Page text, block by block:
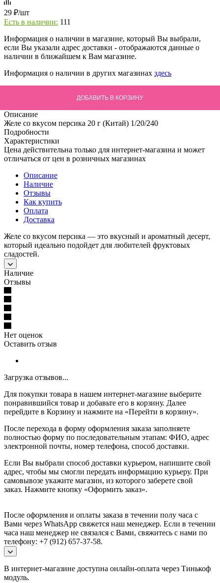
29 ₽/шт
Есть в наличии: 111
Информация о наличии в магазине, который Вы выбрали,
если Вы указали адрес доставки - отображаются данные о
наличии в ближайшем к Вам магазине.
Информация о наличии в других магазинах здесь
ДОБАВИТЬ В КОРЗИНУ
Описание
Желе со вкусом персика 20 г (Китай) 1/20/240
Подробности
Характеристики
Цена действительна только для интернет-магазина и может
отличаться от цен в розничных магазинах
Описание
Наличие
Отзывы
Как купить
Оплата
Доставка
Желе со вкусом персика — это вкусный и ароматный десерт,
который идеально подойдет для любителей фруктовых
сладостей.
Наличие
Отзывы
Нет оценок
Оставить отзыв
Загрузка отзывов...
Для покупки товара в нашем интернет-магазине выберите
понравившийся товар и добавьте его в корзину. Далее
перейдите в Корзину и нажмите на «Перейти в корзину».
После перехода в форму оформления заказа заполняете
полностью форму по последовательным этапам: ФИО, адрес
электронной почты, номер телефона, способ доставки.
Если Вы выбрали способ доставки курьером, напишите свой
адрес, чтобы мы смогли передать информацию курьеру. При
самовывозе укажите магазин, из которого заберете свой
заказ. Нажмите кнопку «Оформить заказ».
После оформления и оплаты заказа в течении полу часа с
Вами через WhatsApp свяжется наш менеджер. Если в течении
часа наш менеджер не связался с Вами, свяжитесь с нами по
телефону: +7 (912) 657-37-58.
В интернет-магазине доступна онлайн-оплата через Тинькоф
модуль.